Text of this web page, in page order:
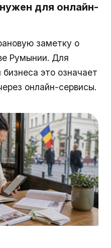
для онлайн-
заметку о
Румынии. Для
это означает
онлайн-сервисы.